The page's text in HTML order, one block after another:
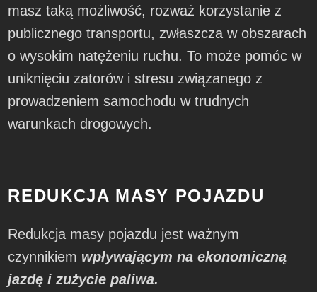
masz taką możliwość, rozważ korzystanie z
publicznego transportu, zwłaszcza w obszarach
o wysokim natężeniu ruchu. To może pomóc w
uniknięciu zatorów i stresu związanego z
prowadzeniem samochodu w trudnych
warunkach drogowych.
REDUKCJA MASY POJAZDU
Redukcja masy pojazdu jest ważnym
czynnikiem wpływającym na ekonomiczną
jazdę i zużycie paliwa.